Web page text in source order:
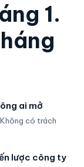
1.
ai mở
có trách
lược công ty